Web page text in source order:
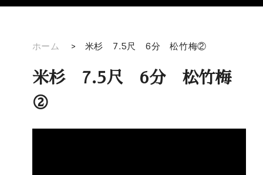
ホーム > 米杉 7.5尺 6分 松竹梅②
米杉 7.5尺 6分 松竹梅
②